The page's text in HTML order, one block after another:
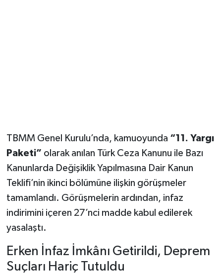
TBMM Genel Kurulu’nda, kamuoyunda “11. Yargı
Paketi” olarak anılan Türk Ceza Kanunu ile Bazı
Kanunlarda Değişiklik Yapılmasına Dair Kanun
Teklifi’nin ikinci bölümüne ilişkin görüşmeler
tamamlandı. Görüşmelerin ardından, infaz
indirimini içeren 27’nci madde kabul edilerek
yasalaştı.
Erken İnfaz İmkânı Getirildi, Deprem
Suçları Hariç Tutuldu